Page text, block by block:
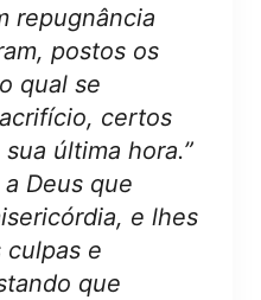
repugnância
postos os
qual se
certos
última hora.”
Deus que
e lhes
culpas e
que